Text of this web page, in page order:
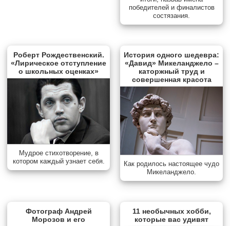
победителей и финалистов
состязания.
Роберт Рождественский.
«Лирическое отступление
о школьных оценках»
Мудрое стихотворение, в
котором каждый узнает себя.
История одного шедевра:
«Давид» Микеланджело –
каторжный труд и
совершенная красота
Как родилось настоящее чудо
Микеланджело.
Фотограф Андрей
Морозов и его
11 необычных хобби,
которые вас удивят